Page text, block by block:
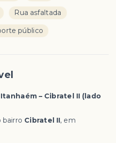
Rua asfaltada
público
– Cibratel II (lado
bairro Cibratel II, em